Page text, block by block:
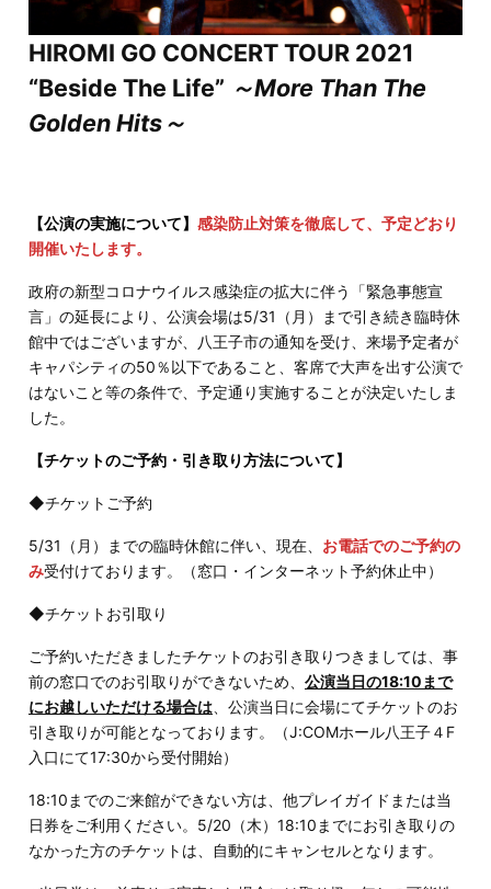
HIROMI GO CONCERT TOUR 2021
“Beside The Life” ～More Than The
Golden Hits～
【公演の実施について】 感染防止対策を徹底して、予定どおり
開催いたします。
政府の新型コロナウイルス感染症の拡大に伴う「緊急事態宣
言」の延長により、公演会場は5/31（月）まで引き続き臨時休
館中ではございますが、八王子市の通知を受け、来場予定者が
キャパシティの50％以下であること、客席で大声を出す公演で
はないこと等の条件で、予定通り実施することが決定いたしま
した。
【チケットのご予約・引き取り方法について】
◆チケットご予約
5/31（月）までの臨時休館に伴い、現在、 お電話でのご予約の
み受付けております。（窓口・インターネット予約休止中）
◆チケットお引取り
ご予約いただきましたチケットのお引き取りつきましては、事
前の窓口でのお引取りができないため、 公演当日の18:10まで
にお越しいただける場合は、公演当日に会場にてチケットのお
引き取りが可能となっております。（J:COMホール八王子４F
入口にて17:30から受付開始）
18:10までのご来館ができない方は、他プレイガイドまたは当
日券をご利用ください。5/20（木）18:10までにお引き取りの
なかった方のチケットは、自動的にキャンセルとなります。